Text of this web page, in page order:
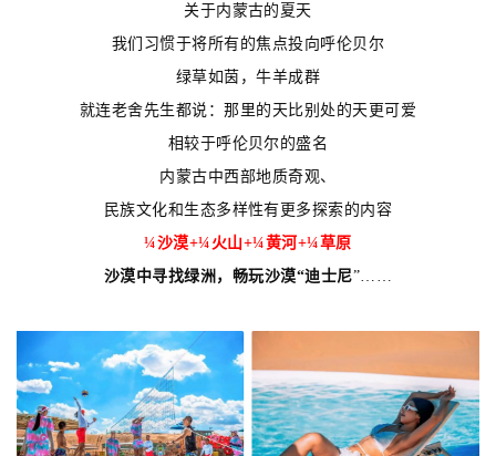
关于内蒙古的夏天
我们习惯于将所有的焦点投向呼伦贝尔
绿草如茵，牛羊成群
就连老舍先生都说：那里的天比别处的天更可爱
相较于呼伦贝尔的盛名
内蒙古中西部地质奇观、
民族文化和生态多样性有更多探索的内容
¼沙漠+¼火山+¼黄河+¼草原
沙漠中寻找绿洲，畅玩沙漠“迪士尼”……